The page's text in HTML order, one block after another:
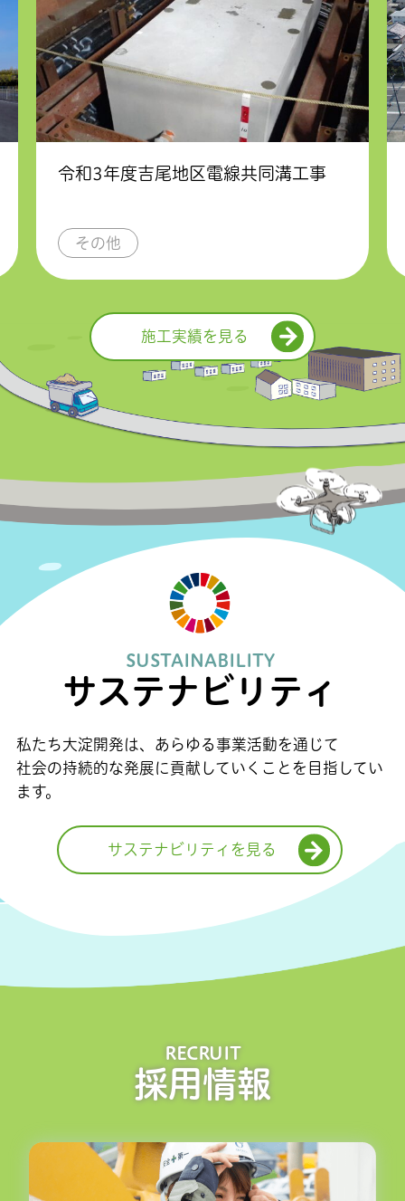
令和3年度吉尾地区電線共同溝工事
その他
施工実績を見る
SUSTAINABILITY
サステナビリティ
私たち大淀開発は、あらゆる事業活動を通じて
社会の持続的な発展に貢献していくことを目指してい
ます。
サステナビリティを見る
RECRUIT
採用情報